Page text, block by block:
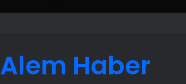
Alem Haber